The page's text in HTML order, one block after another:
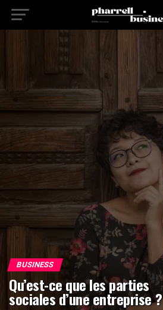
BUSINESS
Qu’est-ce que les parties
sociales d’une entreprise ?